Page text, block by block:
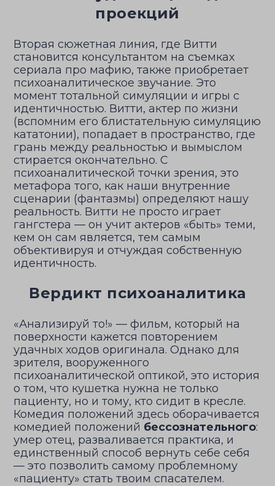
проекций
Вторая сюжетная линия, где Витти
становится консультантом на съемках
сериала про мафию, также приобретает
психоаналитическое звучание. Это
момент тотальной симуляции и игры с
идентичностью. Витти, актер по жизни
(вспомним его блистательную симуляцию
кататонии), попадает в пространство, где
грань между реальностью и вымыслом
стирается окончательно. С
психоаналитической точки зрения, это
метафора того, как наши внутренние
сценарии (фантазмы) определяют нашу
реальность. Витти не просто играет
гангстера — он учит актеров «быть» теми,
кем он сам является, тем самым
объективируя и отчуждая собственную
идентичность.
Вердикт психоаналитика
«Анализируй то!» — фильм, который на
поверхности кажется повторением
удачных ходов оригинала. Однако для
зрителя, вооруженного
психоаналитической оптикой, это история
о том, что кушетка нужна не только
пациенту, но и тому, кто сидит в кресле.
Комедия положений здесь оборачивается
комедией положений бессознательного:
умер отец, разваливается практика, и
единственный способ вернуть себе себя
— это позволить самому проблемному
«пациенту» стать твоим спасателем.